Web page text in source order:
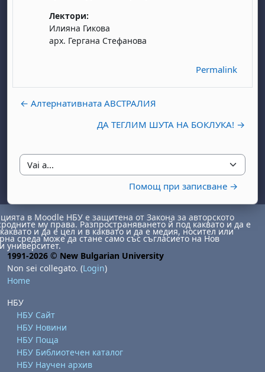
Лектори:
Илияна Гикова
арх. Гергана Стефанова
Permalink
← Алтернативната АВСТРАЛИЯ
ДА ТЕГЛИМ ШУТА НА БОКЛУКА! →
Vai a...
Помощ при записване →
1 agosto
domenica 2 agosto
7 agosto
8 agosto
domenica 9 agosto
14 agosto
15 agosto
domenica 16 agosto
21 agosto
22 agosto
domenica 23 agosto
28 agosto
29 agosto
domenica 30 agosto
в Moodle НБУ е защитена от Закона за авторското
му права. Разпространяването й под каквато и да е
и да е цел и в каквато и да е медия, носител или
среда може да стане само със съгласието на Нов
университет.
1991-2026 © New Bulgarian University
Non sei collegato. (Login)
Home
НБУ
НБУ Сайт
НБУ Новини
НБУ Поща
НБУ Библиотечен каталог
НБУ Научен архив